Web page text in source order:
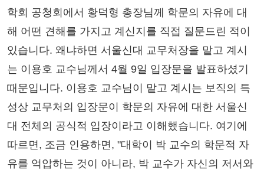
학회 공청회에서 황덕형 총장님께 학문의 자유에 대
해 어떤 견해를 가지고 계신지를 직접 질문드린 적이
있습니다. 왜냐하면 서울신대 교무처장을 맡고 계시
는 이용호 교수님께서 4월 9일 입장문을 발표하셨기
때문입니다. 이용호 교수님이 맡고 계시는 보직의 특
성상 교무처의 입장문이 학문의 자유에 대한 서울신
대 전체의 공식적 입장이라고 이해했습니다. 여기에
따르면, 조금 인용하면, "대학이 박 교수의 학문적 자
유를 억압하는 것이 아니라, 박 교수가 자신의 저서와